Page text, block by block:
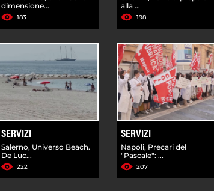
dimensione...
183
alla ...
198
SERVIZI
Salerno, Universo Beach.
De Luc...
222
SERVIZI
Napoli, Precari del
"Pascale": ...
207